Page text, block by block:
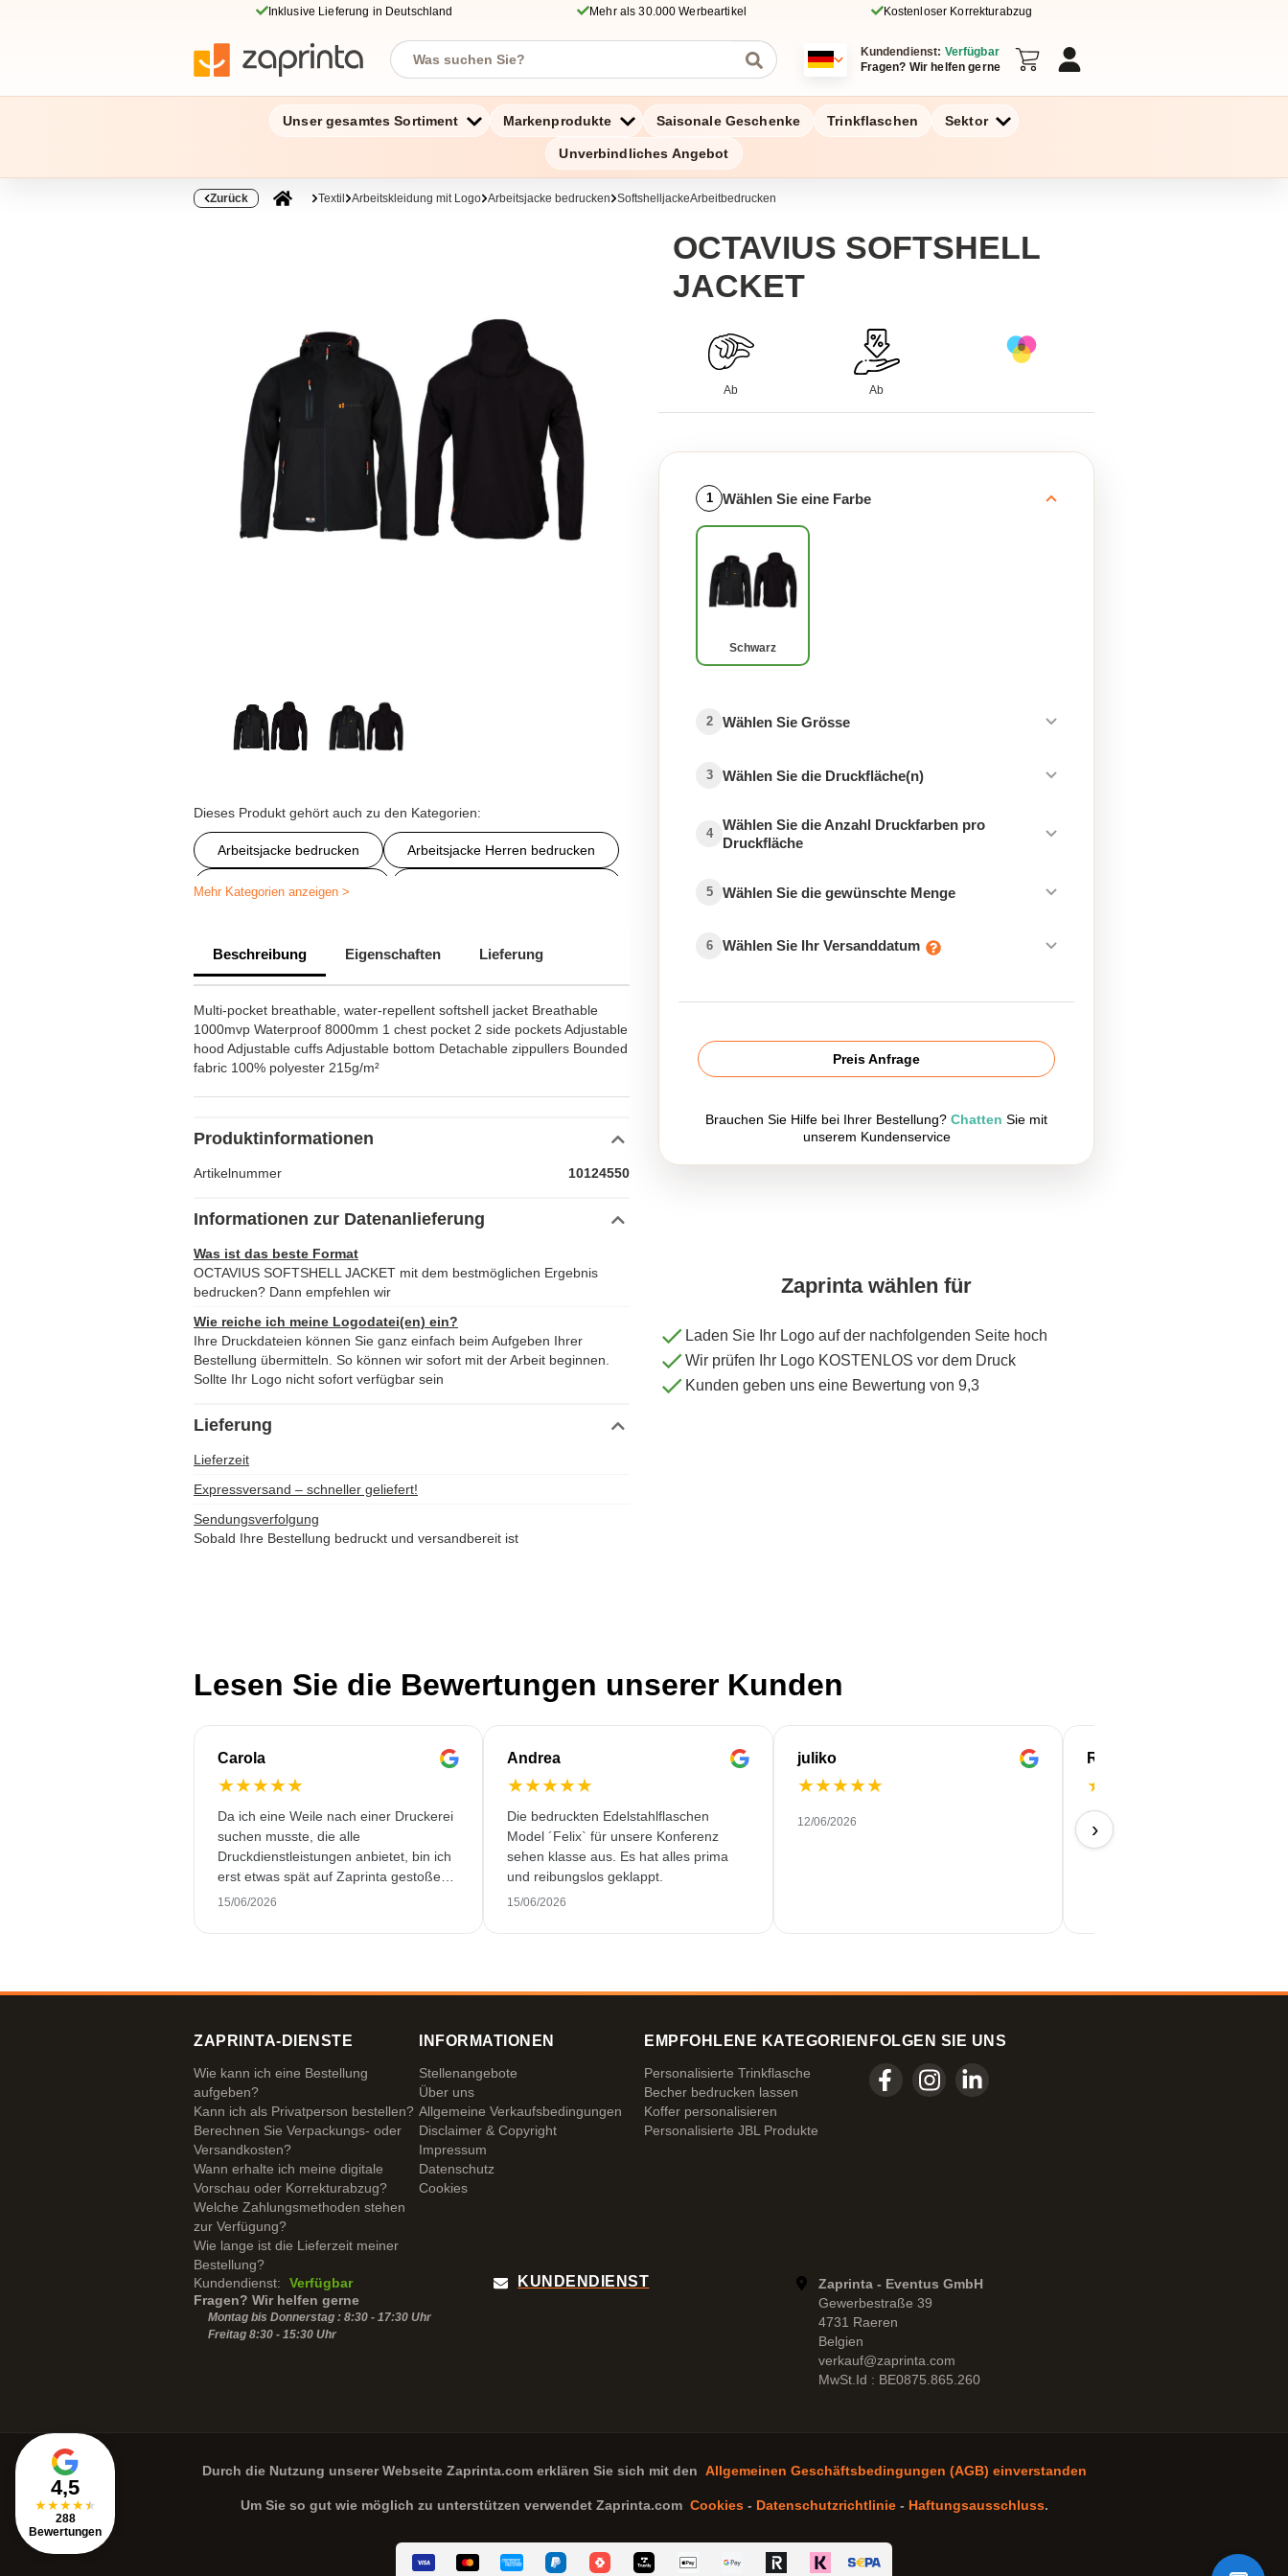
Inklusive Lieferung in Deutschland Mehr als 30.000 Werbeartikel Kostenloser Korrekturabzug
Kundendienst: Verfügbar
Fragen? Wir helfen gerne
Unser gesamtes Sortiment Markenprodukte Saisonale Geschenke Trinkflaschen Sektor
Unverbindliches Angebot
Zurück Textil Arbeitskleidung mit Logo Arbeitsjacke bedrucken SoftshelljackeArbeitbedrucken
Dieses Produkt gehört auch zu den Kategorien:
Arbeitsjacke bedrucken Arbeitsjacke Herren bedrucken
Arbeitsjacken bedrucken
Mehr Kategorien anzeigen >
Beschreibung Eigenschaften Lieferung
Multi-pocket breathable, water-repellent softshell jacket Breathable
1000mvp Waterproof 8000mm 1 chest pocket 2 side pockets Adjustable
hood Adjustable cuffs Adjustable bottom Detachable zippullers Bounded
fabric 100% polyester 215g/m²
Produktinformationen
Artikelnummer 10124550
Informationen zur Datenanlieferung
Was ist das beste Format
OCTAVIUS SOFTSHELL JACKET mit dem bestmöglichen Ergebnis
bedrucken? Dann empfehlen wir
Wie reiche ich meine Logodatei(en) ein?
Ihre Druckdateien können Sie ganz einfach beim Aufgeben Ihrer
Bestellung übermitteln. So können wir sofort mit der Arbeit beginnen.
Sollte Ihr Logo nicht sofort verfügbar sein
Lieferung
Lieferzeit
Expressversand – schneller geliefert!
Sendungsverfolgung
Sobald Ihre Bestellung bedruckt und versandbereit ist
OCTAVIUS SOFTSHELL
JACKET
Ab Ab
1 Wählen Sie eine Farbe
Schwarz
2 Wählen Sie Grösse
3 Wählen Sie die Druckfläche(n)
4
Wählen Sie die Anzahl Druckfarben pro
Druckfläche
5 Wählen Sie die gewünschte Menge
6 Wählen Sie Ihr Versanddatum
Preis Anfrage
Brauchen Sie Hilfe bei Ihrer Bestellung? Chatten Sie mit
unserem Kundenservice
Zaprinta wählen für
Laden Sie Ihr Logo auf der nachfolgenden Seite hoch
Wir prüfen Ihr Logo KOSTENLOS vor dem Druck
Kunden geben uns eine Bewertung von 9,3
Lesen Sie die Bewertungen unserer Kunden
Carola
★★★★★
Da ich eine Weile nach einer Druckerei
suchen musste, die alle
Druckdienstleistungen anbietet, bin ich
erst etwas spät auf Zaprinta gestoßen.
Trotzdem haben sie es geschafft, 250
15/06/2026
Andrea
★★★★★
Die bedruckten Edelstahlflaschen
Model ´Felix` für unsere Konferenz
sehen klasse aus. Es hat alles prima
und reibungslos geklappt.
15/06/2026
juliko
★★★★★
12/06/2026
ROBERT
★
Perfekt!
11/06/2026
›
4,5
★★★★★
288
Bewertungen
ZAPRINTA-DIENSTE
Wie kann ich eine Bestellung
aufgeben?
Kann ich als Privatperson bestellen?
Berechnen Sie Verpackungs- oder
Versandkosten?
Wann erhalte ich meine digitale
Vorschau oder Korrekturabzug?
Welche Zahlungsmethoden stehen
zur Verfügung?
Wie lange ist die Lieferzeit meiner
Bestellung?
INFORMATIONEN
Stellenangebote
Über uns
Allgemeine Verkaufsbedingungen
Disclaimer & Copyright
Impressum
Datenschutz
Cookies
EMPFOHLENE KATEGORIEN
Personalisierte Trinkflasche
Becher bedrucken lassen
Koffer personalisieren
Personalisierte JBL Produkte
FOLGEN SIE UNS
Kundendienst:
Verfügbar
Fragen? Wir helfen gerne
Montag bis Donnerstag : 8:30 - 17:30 Uhr
Freitag 8:30 - 15:30 Uhr
KUNDENDIENST
Zaprinta - Eventus GmbH
Gewerbestraße 39
4731 Raeren
Belgien
verkauf@zaprinta.com
MwSt.Id : BE0875.865.260
Durch die Nutzung unserer Webseite Zaprinta.comerklären Sie sich mit den Allgemeinen Geschäftsbedingungen (AGB) einverstanden
Um Sie so gut wie möglich zu unterstützen verwendet Zaprinta.com Cookies- Datenschutzrichtlinie- Haftungsausschluss.